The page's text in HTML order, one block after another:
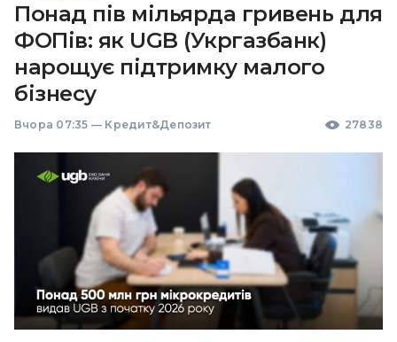
Понад пів мільярда гривень для
ФОПів: як UGB (Укргазбанк)
нарощує підтримку малого
бізнесу
Вчора 07:35 — Кредит&Депозит 27838